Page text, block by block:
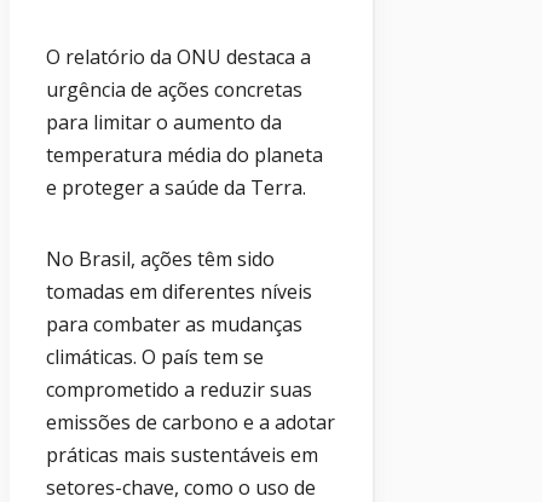
O relatório da ONU destaca a
urgência de ações concretas
para limitar o aumento da
temperatura média do planeta
e proteger a saúde da Terra.
No Brasil, ações têm sido
tomadas em diferentes níveis
para combater as mudanças
climáticas. O país tem se
comprometido a reduzir suas
emissões de carbono e a adotar
práticas mais sustentáveis em
setores-chave, como o uso de